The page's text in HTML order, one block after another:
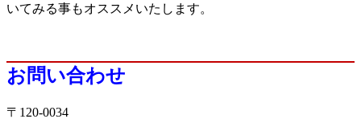
いてみる事もオススメいたします。
お問い合わせ
〒120-0034